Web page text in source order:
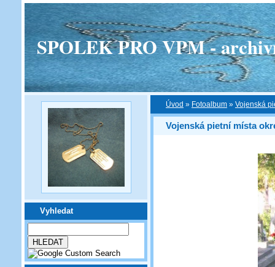
SPOLEK PRO VPM -
Vyhledat
Úvod » Fotoalbum » Vojenská
Vojenská pietní místa